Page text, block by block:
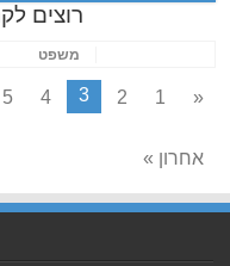
רוצים
משפט
«
1
2
3
4
5
אחרון »